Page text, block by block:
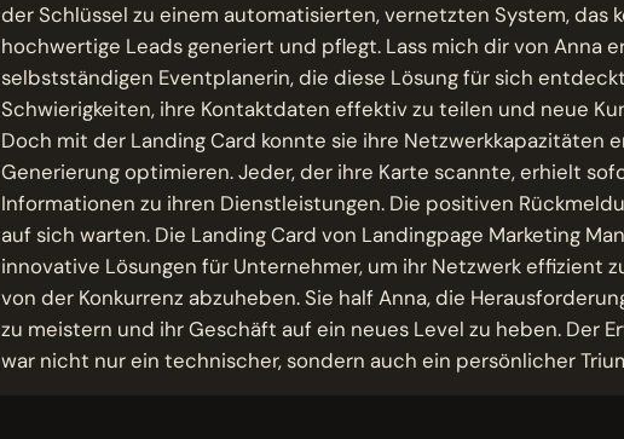
der Schlüssel zu einem automatisierten, vernetzten System, das
hochwertige Leads generiert und pflegt. Lass mich dir von Anna
selbstständigen Eventplanerin, die diese Lösung für sich
Schwierigkeiten, ihre Kontaktdaten effektiv zu teilen und neue
Doch mit der Landing Card konnte sie ihre Netzwerkkapazitäten
Generierung optimieren. Jeder, der ihre Karte scannte, erhielt
Informationen zu ihren Dienstleistungen. Die positiven
auf sich warten. Die Landing Card von Landingpage Marketing
innovative Lösungen für Unternehmer, um ihr Netzwerk effizient
von der Konkurrenz abzuheben. Sie half Anna, die
zu meistern und ihr Geschäft auf ein neues Level zu heben. Der
war nicht nur ein technischer, sondern auch ein persönlicher